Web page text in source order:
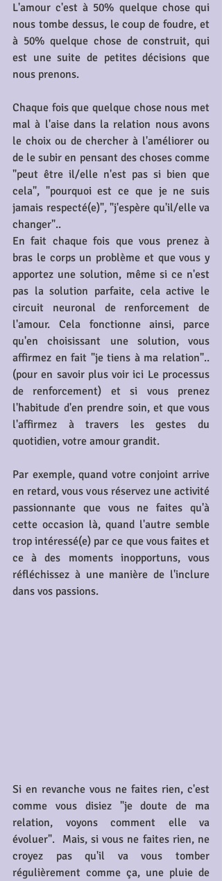
L'amour c'est à 50% quelque chose qui
nous tombe dessus, le coup de foudre, et
à 50% quelque chose de construit, qui
est une suite de petites décisions que
nous prenons.
Chaque fois que quelque chose nous met
mal à l'aise dans la relation nous avons
le choix ou de chercher à l'améliorer ou
de le subir en pensant des choses comme
"peut être il/elle n'est pas si bien que
cela", "pourquoi est ce que je ne suis
jamais respecté(e)", "j'espère qu'il/elle va
changer"..
En fait chaque fois que vous prenez à
bras le corps un problème et que vous y
apportez une solution, même si ce n'est
pas la solution parfaite, cela active le
circuit neuronal de renforcement de
l'amour. Cela fonctionne ainsi, parce
qu'en choisissant une solution, vous
affirmez en fait "je tiens à ma relation"..
(pour en savoir plus voir ici Le processus
de renforcement) et si vous prenez
l'habitude d'en prendre soin, et que vous
l'affirmez à travers les gestes du
quotidien, votre amour grandit.
Par exemple, quand votre conjoint arrive
en retard, vous vous réservez une activité
passionnante que vous ne faites qu'à
cette occasion là, quand l'autre semble
trop intéressé(e) par ce que vous faites et
ce à des moments inopportuns, vous
réfléchissez à une manière de l'inclure
dans vos passions.
Si en revanche vous ne faites rien, c'est
comme vous disiez "je doute de ma
relation, voyons comment elle va
évoluer".  Mais, si vous ne faites rien, ne
croyez pas qu'il va vous tomber
régulièrement comme ça, une pluie de